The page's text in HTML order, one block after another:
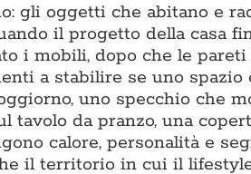
gli oggetti che abitano e
il progetto della casa
i mobili, dopo che le
a stabilire se uno spazio
uno specchio che
tavolo da pranzo, una
calore, personalità e
il territorio in cui il